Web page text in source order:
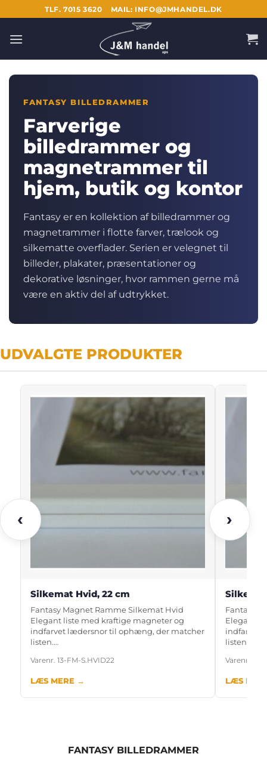
til
indhold
TLF. 7015 3620 MAIL: INFO@JMHANDEL.DK
FANTASY BILLEDRAMMER
Farverige
billedrammer og
magnetrammer til
hjem, butik og kontor
Fantasy er en kollektion af billedrammer og
magnetrammer i flotte farver, trælook og
silkematte overflader. Serien er velegnet til
billeder, plakater, præsentationer og
dekorative løsninger, hvor rammen gerne må
være en aktiv del af udtrykket.
UDVALGTE PRODUKTER
‹
Silkemat Hvid, 22 cm
Fantasy Magnet Ramme Silkemat Hvid
Elegant liste med kraftige magneter og
indfarvet lædersnor til ophæng, der matcher
listen.…
Varenr. 13-FM-S.HVID22
LÆS MERE →
Fantasy
Elegant
indfarvet
listen.…
Varenr. 13-
LÆS
›
FANTASY BILLEDRAMMER